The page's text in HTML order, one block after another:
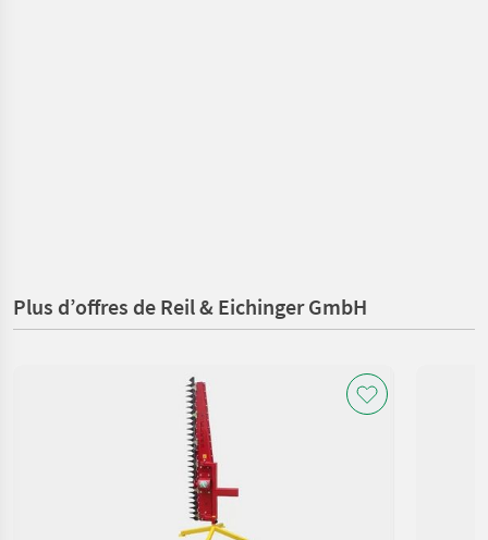
Plus d’offres de Reil & Eichinger GmbH